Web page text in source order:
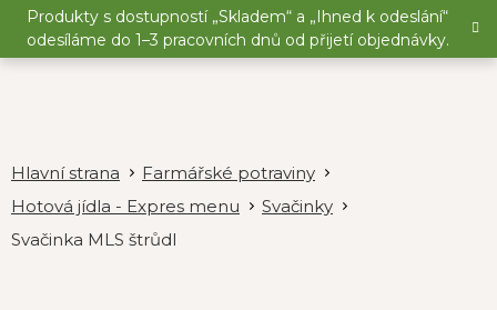
Přejít
obsah
Produkty s dostupností „Skladem“ a „Ihned k odeslání“
odesíláme do 1–3 pracovních dnů od přijetí objednávky.
Farmářské potraviny
Hotová jídla - Expres menu
Svačinky
Svačinka MLS štrůdl